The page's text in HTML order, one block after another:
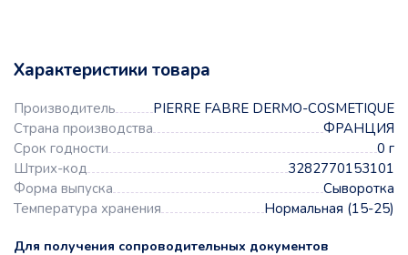
Характеристики товара
Производитель
PIERRE FABRE DERMO-COSMETIQUE
Страна производства
ФРАНЦИЯ
Срок годности
0 г
Штрих-код
3282770153101
Форма выпуска
Сыворотка
Температура хранения
Нормальная (15-25)
Для получения сопроводительных документов